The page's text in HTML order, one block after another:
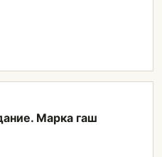
Марка гаш